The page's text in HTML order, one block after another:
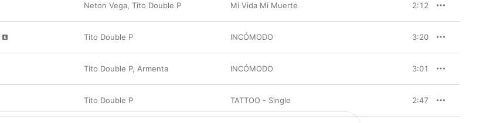
Neton Vega, Tito Double P Mi Vida Mi Muerte 2:12
Tito Double P INCÓMODO 3:20
Tito Double P, Armenta INCÓMODO 3:01
Tito Double P TATTOO - Single 2:47